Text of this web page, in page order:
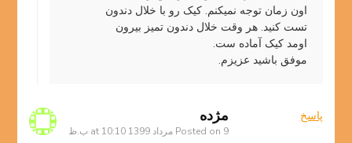
اون زمان توجه نمیکنم. کیک رو با خلال دندون
تست کنید. هر وقت خلال دندون تمیز بیرون
اومد کیک آماده ست.
موفق باشید عزیزم.
مژده
Posted on 9 مرداد 1399 at 10:10 ب.ظ
پاسخ